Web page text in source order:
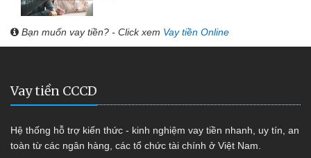
Bạn muốn vay tiền? - Click xem Vay tiền Online
Vay tiền CCCD
Hệ thống hỗ trợ kiến thức - kinh nghiệm vay tiền nhanh, uy tín, an
toàn từ các ngân hàng, các tổ chức tài chính ở Việt Nam.